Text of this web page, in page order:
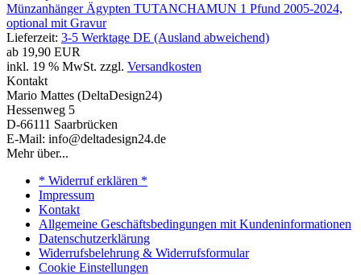
Münzanhänger Ägypten TUTANCHAMUN 1 Pfund 2005-2024,
optional mit Gravur
Lieferzeit: 3-5 Werktage DE (Ausland abweichend)
ab 19,90 EUR
inkl. 19 % MwSt. zzgl. Versandkosten
Kontakt
Mario Mattes (DeltaDesign24)
Hessenweg 5
D-66111 Saarbrücken
E-Mail: info@deltadesign24.de
Mehr über...
* Widerruf erklären *
Impressum
Kontakt
Allgemeine Geschäftsbedingungen mit Kundeninformationen
Datenschutzerklärung
Widerrufsbelehrung & Widerrufsformular
Cookie Einstellungen